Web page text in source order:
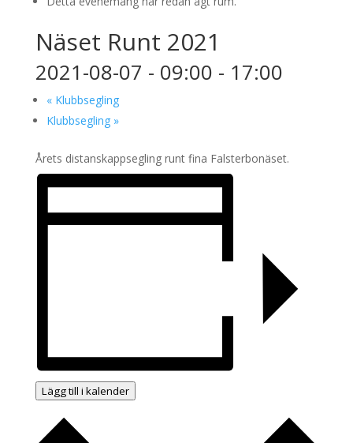
Näset Runt 2021
2021-08-07 - 09:00 - 17:00
«Klubbsegling
Klubbsegling »
Årets distanskappsegling runt fina Falsterbonäset.
Lägg till i kalender